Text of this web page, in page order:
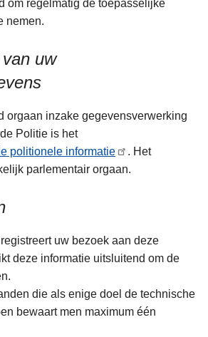
om regelmatig de toepasselijke
nemen.
uw
orgaan inzake gegevensverwerking
Politie is het
politionele informatie
. Het
parlementair orgaan.
uw bezoek aan deze
deze informatie uitsluitend om de
die als enige doel de technische
bewaart men maximum één